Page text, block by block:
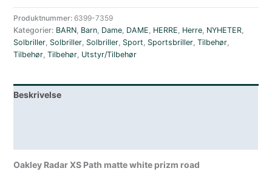
Produktnummer: 6399-7359
Kategorier: BARN Barn Dame DAME HERRE Herre NYHETER
Solbriller Solbriller Solbriller Sport Sportsbriller ,Tilbehør
Tilbehør ,Tilbehør Utstyr/Tilbehør
Beskrivelse
Oakley Radar XS Path matte white prizm road